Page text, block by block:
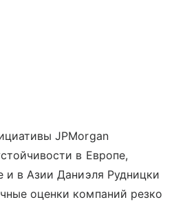
JPMorgan
в Европе,
и в Азии Даниэля Рудницки
оценки компаний резко